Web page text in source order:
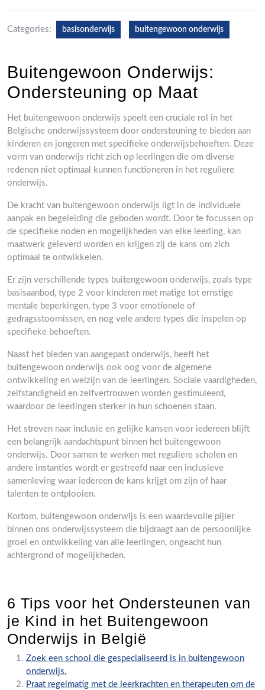
Categories: basisonderwijs buitengewoon onderwijs
Buitengewoon Onderwijs:
Ondersteuning op Maat
Het buitengewoon onderwijs speelt een cruciale rol in het
Belgische onderwijssysteem door ondersteuning te bieden aan
kinderen en jongeren met specifieke onderwijsbehoeften. Deze
vorm van onderwijs richt zich op leerlingen die om diverse
redenen niet optimaal kunnen functioneren in het reguliere
onderwijs.
De kracht van buitengewoon onderwijs ligt in de individuele
aanpak en begeleiding die geboden wordt. Door te focussen op
de specifieke noden en mogelijkheden van elke leerling, kan
maatwerk geleverd worden en krijgen zij de kans om zich
optimaal te ontwikkelen.
Er zijn verschillende types buitengewoon onderwijs, zoals type
basisaanbod, type 2 voor kinderen met matige tot ernstige
mentale beperkingen, type 3 voor emotionele of
gedragsstoornissen, en nog vele andere types die inspelen op
specifieke behoeften.
Naast het bieden van aangepast onderwijs, heeft het
buitengewoon onderwijs ook oog voor de algemene
ontwikkeling en welzijn van de leerlingen. Sociale vaardigheden,
zelfstandigheid en zelfvertrouwen worden gestimuleerd,
waardoor de leerlingen sterker in hun schoenen staan.
Het streven naar inclusie en gelijke kansen voor iedereen blijft
een belangrijk aandachtspunt binnen het buitengewoon
onderwijs. Door samen te werken met reguliere scholen en
andere instanties wordt er gestreefd naar een inclusieve
samenleving waar iedereen de kans krijgt om zijn of haar
talenten te ontplooien.
Kortom, buitengewoon onderwijs is een waardevolle pijler
binnen ons onderwijssysteem die bijdraagt aan de persoonlijke
groei en ontwikkeling van alle leerlingen, ongeacht hun
achtergrond of mogelijkheden.
6 Tips voor het Ondersteunen van
je Kind in het Buitengewoon
Onderwijs in België
Zoek een school die gespecialiseerd is in buitengewoon
onderwijs.
Praat regelmatig met de leerkrachten en therapeuten om de